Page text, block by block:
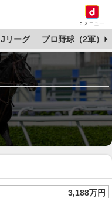
dメニュー
Jリーグ プロ野球（2軍）
3,188万円